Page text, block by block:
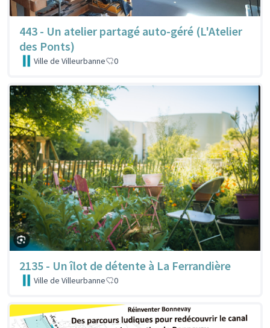
443 - Un atelier partagé auto-géré (L'Atelier
des Ponts)
Ville de Villeurbanne 0
2135 - Un îlot de détente à La Ferrandière
Ville de Villeurbanne 0